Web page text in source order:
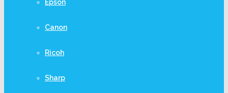
Epson
Canon
Ricoh
Sharp